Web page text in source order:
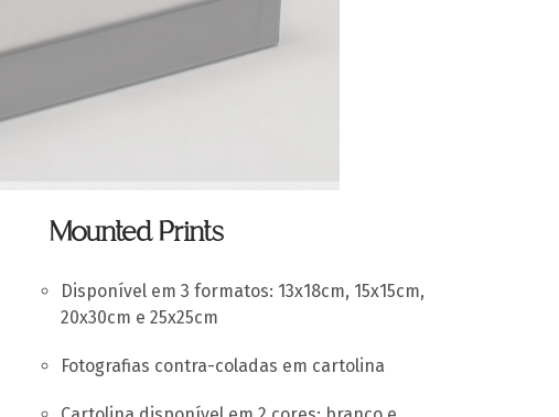
Mounted Prints
Disponível em 3 formatos: 13x18cm, 15x15cm,
20x30cm e 25x25cm
Fotografias contra-coladas em cartolina